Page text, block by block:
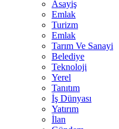
Asayiş
Emlak
Turizm
Emlak
Tarım Ve Sanayi
Belediye
Teknoloji
Yerel
Tanıtım
İş Dünyası
Yatırım
İlan